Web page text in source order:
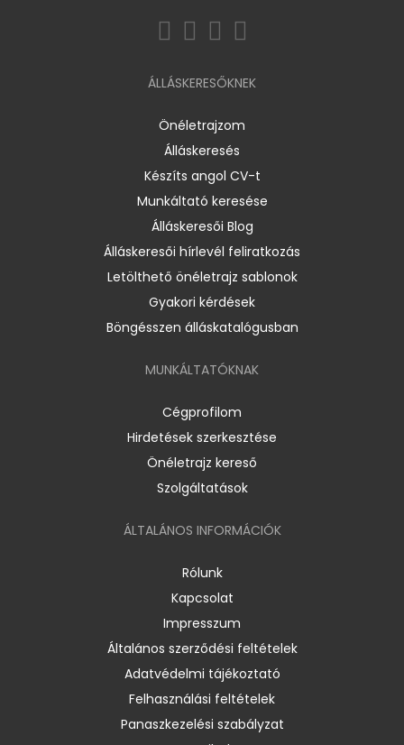
ÁLLÁSKERESŐKNEK
Önéletrajzom
Álláskeresés
Készíts angol CV-t
Munkáltató keresése
Álláskeresői Blog
Álláskeresői hírlevél feliratkozás
Letölthető önéletrajz sablonok
Gyakori kérdések
Böngésszen álláskatalógusban
MUNKÁLTATÓKNAK
Cégprofilom
Hirdetések szerkesztése
Önéletrajz kereső
Szolgáltatások
ÁLTALÁNOS INFORMÁCIÓK
Rólunk
Kapcsolat
Impresszum
Általános szerződési feltételek
Adatvédelmi tájékoztató
Felhasználási feltételek
Panaszkezelési szabályzat